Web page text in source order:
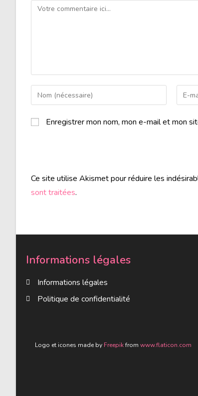
Enregistrer mon nom, mon e-mail et mon
Ce site utilise Akismet pour réduire les
sont traitées.
Informations légales
Informations légales
Politique de confidentialité
Logo et icones made by Freepikfrom www.flaticon.com